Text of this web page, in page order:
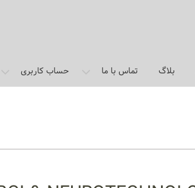
بلاگ تماس با ما حساب کاربری